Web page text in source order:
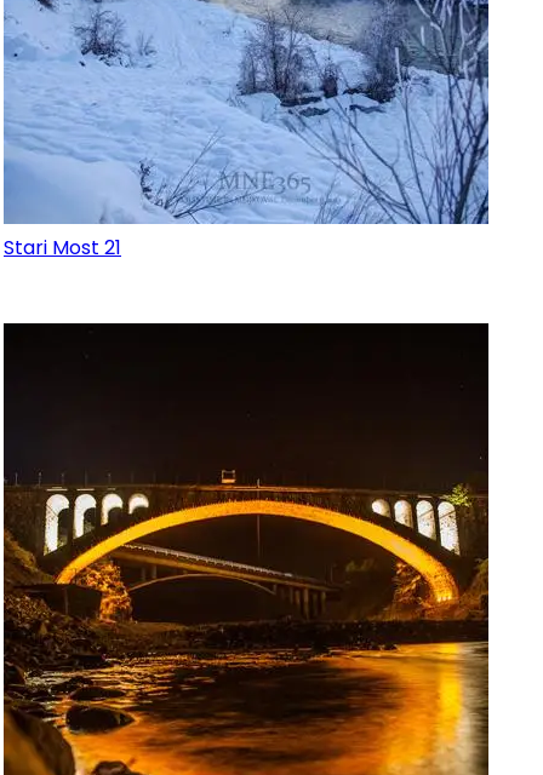
Stari Most 21